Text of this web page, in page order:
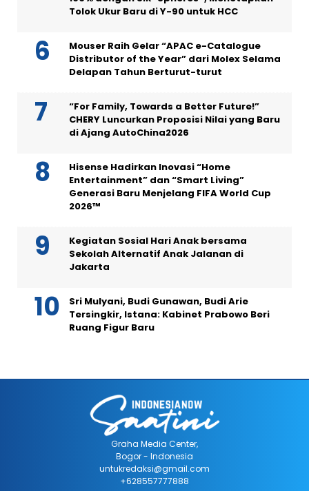
Tolok Ukur Baru di Y-90 untuk HCC
Mouser Raih Gelar “APAC e-Catalogue
Distributor of the Year” dari Molex Selama
Delapan Tahun Berturut-turut
“For Family, Towards a Better Future!”
CHERY Luncurkan Proposisi Nilai yang Baru
di Ajang AutoChina2026
Hisense Hadirkan Inovasi “Home
Entertainment” dan “Smart Living”
Generasi Baru Menjelang FIFA World Cup
2026™
Kegiatan Sosial Hari Anak bersama
Sekolah Alternatif Anak Jalanan di
Jakarta
Sri Mulyani, Budi Gunawan, Budi Arie
Tersingkir, Istana: Kabinet Prabowo Beri
Ruang Figur Baru
Graha Media Center,
Bogor - Indonesia
untukredaksi@gmail.com
+628557777888